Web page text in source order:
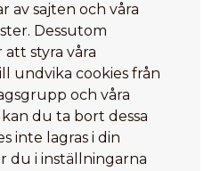
av sajten och våra
Dessutom
att styra våra
undvika cookies från
och våra
du ta bort dessa
inte lagras i din
du i inställningarna